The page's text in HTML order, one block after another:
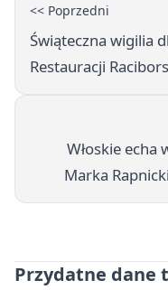
<< Poprzedni
Świąteczna wigilia
Restauracji
Włoskie echa
Marka
Przydatne dane